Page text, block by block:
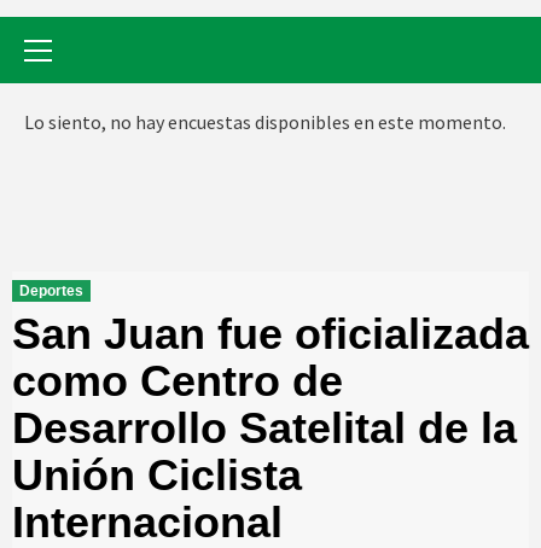
Lo siento, no hay encuestas disponibles en este momento.
Deportes
San Juan fue oficializada
como Centro de
Desarrollo Satelital de la
Unión Ciclista
Internacional